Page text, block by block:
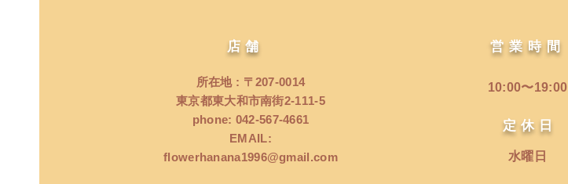
店舗
所在地 : 〒207‐0014
東京都東大和市南街2‐111‐5
phone: 042‐567‐4661
EMAIL:
flowerhanana1996@gmail.com
営業時間
10:00〜19:00
​定 休 日
水曜日